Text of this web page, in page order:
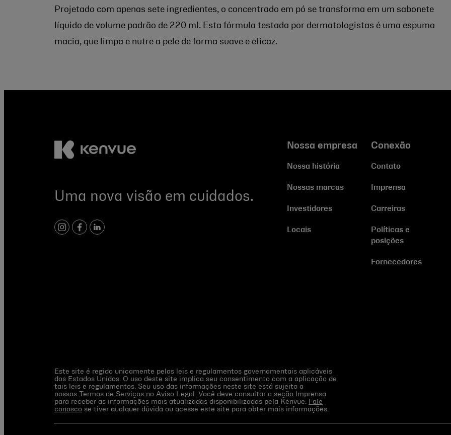
Projetado com apenas sete ingredientes, o concentrado em pó se transforma em um sabonete
líquido de volume padrão de 220 ml. Esta fórmula testada por dermatologistas é uma espuma
macia, que limpa e nutre a pele de forma suave e eficaz.
Uma nova visão em cuidados.
instagram
facebook
linkedin
Nossa empresa
Nossa história
Nossas marcas
Investidores
Locais
Conexão
Contato
Imprensa
Carreiras
Políticas e
posições
Fornecedores
Este site é regido unicamente pelas leis e regulamentos governamentais aplicáveis
dos Estados Unidos. O uso deste site implica seu consentimento com a aplicação de
tais leis e regulamentos. Seu uso das informações neste site está sujeito a
nossos
Termos de Serviços no Aviso Legal . Você deve consultar a seção Imprensa
para receber as informações mais atualizadas disponibilizadas pela Kenvue.
Fale
conosco se tiver qualquer dúvida ou acesse este site para obter mais informações.